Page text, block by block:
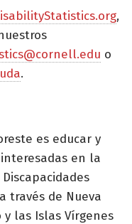
,
o
.
es educar y
en la
través de Nueva
y las Islas Vírgenes